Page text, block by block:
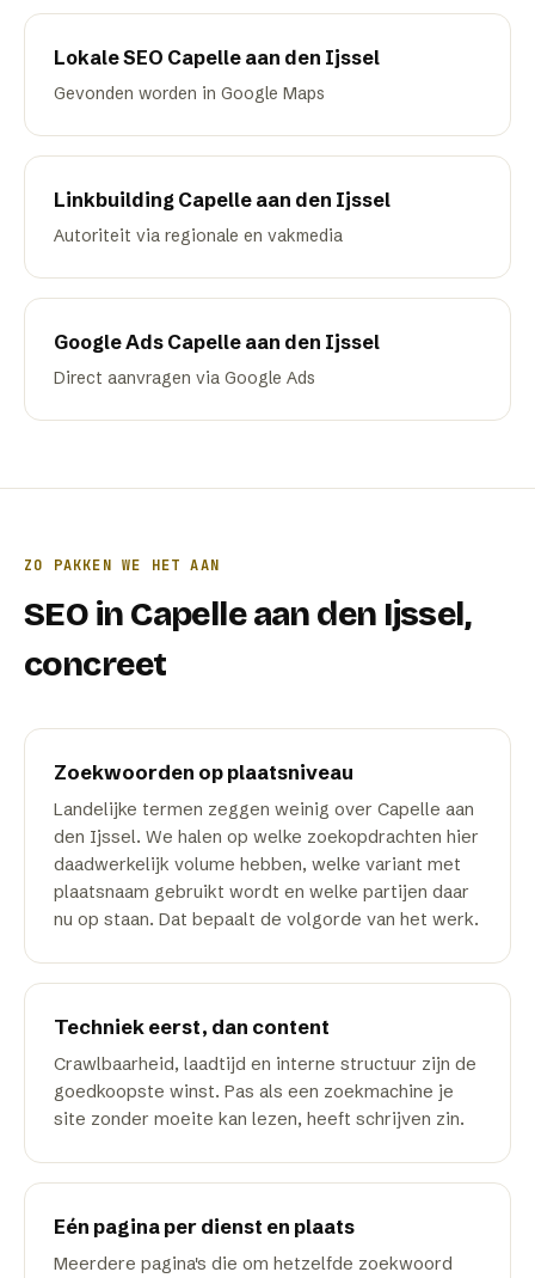
Lokale SEO Capelle aan den Ijssel
Gevonden worden in Google Maps
Linkbuilding Capelle aan den Ijssel
Autoriteit via regionale en vakmedia
Google Ads Capelle aan den Ijssel
Direct aanvragen via Google Ads
ZO PAKKEN WE HET AAN
SEO in Capelle aan den Ijssel,
concreet
Zoekwoorden op plaatsniveau
Landelijke termen zeggen weinig over Capelle aan
den Ijssel. We halen op welke zoekopdrachten hier
daadwerkelijk volume hebben, welke variant met
plaatsnaam gebruikt wordt en welke partijen daar
nu op staan. Dat bepaalt de volgorde van het werk.
Techniek eerst, dan content
Crawlbaarheid, laadtijd en interne structuur zijn de
goedkoopste winst. Pas als een zoekmachine je
site zonder moeite kan lezen, heeft schrijven zin.
Eén pagina per dienst en plaats
Meerdere pagina's die om hetzelfde zoekwoord